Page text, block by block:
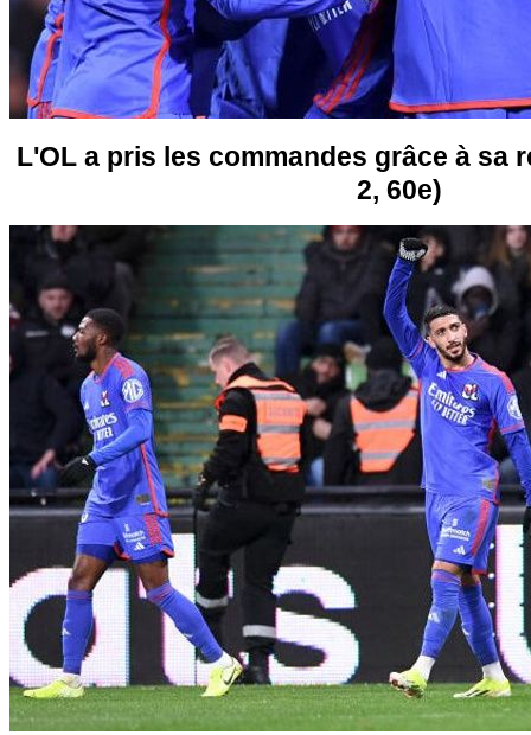
L'OL a pris les commandes grâce à sa
2, 60e)